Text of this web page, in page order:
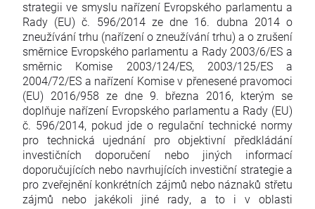
strategii ve smyslu nařízení Evropského parlamentu a
Rady (EU) č. 596/2014 ze dne 16. dubna 2014 o
zneužívání trhu (nařízení o zneužívání trhu) a o zrušení
směrnice Evropského parlamentu a Rady 2003/6/ES a
směrnic Komise 2003/124/ES, 2003/125/ES a
2004/72/ES a nařízení Komise v přenesené pravomoci
(EU) 2016/958 ze dne 9. března 2016, kterým se
doplňuje nařízení Evropského parlamentu a Rady (EU)
č. 596/2014, pokud jde o regulační technické normy
pro technická ujednání pro objektivní předkládání
investičních doporučení nebo jiných informací
doporučujících nebo navrhujících investiční strategie a
pro zveřejnění konkrétních zájmů nebo náznaků střetu
zájmů nebo jakékoli jiné rady, a to i v oblasti